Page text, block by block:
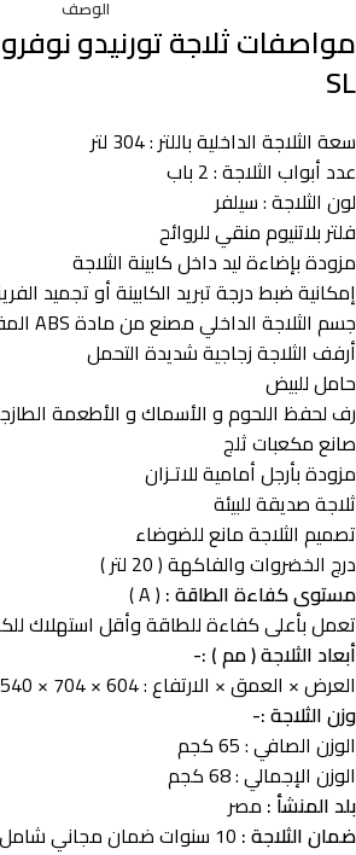
الوصف
SL
سعة الثلاجة الداخلية باللتر : 304 لتر
عدد أبواب الثلاجة : 2 باب
لون الثلاجة : سيلفر
فلتر بلاتنيوم منقي للروائح
مزودة بإضاءة ليد داخل كابينة الثلاجة
إمكانية ضبط درجة تبريد الكابينة أو تجميد
جسم الثلاجة الداخلي مصنع ﻣﻦ ﻣﺎدة ABS المقاومة للبكتيريا
أرفف الثلاجة زجاجية شديدة التحمل
حامل للبيض
رف لحفظ اللحوم و الأسماك و الأطعمة
ﺻﺎﻧﻊ ﻣﻜﻌﺒﺎت ثلج
مزودة بأرجل أمامية للاتـزان
ثلاجة صديقة للبيئة
تصميم الثلاجة مانع للضوضاء
درج الخضروات والفاكهة ( 20 لتر )
مستوى كفاءة الطاقة : ( A )
تعمل بأعلى كفاءة للطاقة وأقل استهلاك
أبعاد الثلاجة ( مم ) :-
العرض × العمق × الارتفاع : 604 × 704 × 1540
وزن الثلاجة :-
الوزن الصافي : 65 كجم
الوزن الإجمالي : 68 كجم
بلد المنشأ : مصر
ضمان الثلاجة :